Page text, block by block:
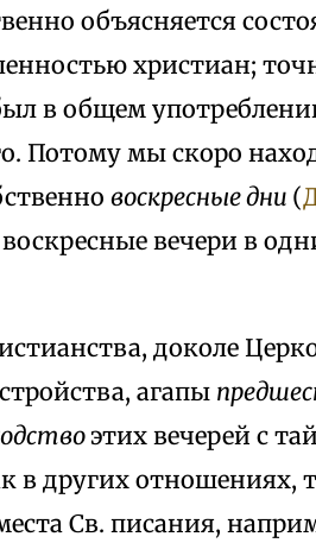
объясняется
христиан;
в общем
Потому мы скоро
воскресные дни (
вечери в
доколе
агапы
этих вечерей с
в других отношениях,
Св. писания,